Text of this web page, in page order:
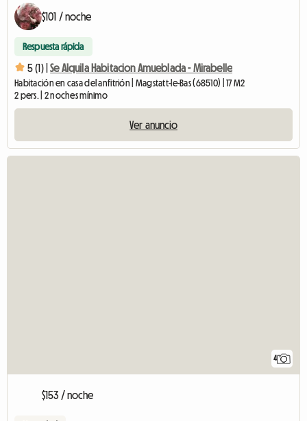
$101 / noche
Respuesta rápida
5 (1) | Se Alquila Habitacion Amueblada - Mirabelle
Habitación en casa del anfitrión | Magstatt-le-Bas (68510) | 17 M2
2 pers. | 2 noches mínimo
Ver anuncio
4
$153 / noche